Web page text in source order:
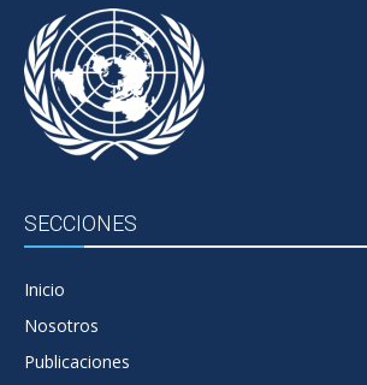
SECCIONES
Inicio
Nosotros
Publicaciones